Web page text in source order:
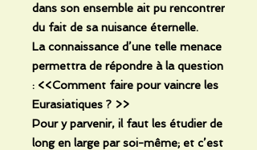
dans son ensemble ait pu rencontrer
du fait de sa nuisance éternelle.
La connaissance d’une telle menace
permettra de répondre à la question
: <<Comment faire pour vaincre les
Eurasiatiques ? >>
Pour y parvenir, il faut les étudier de
long en large par soi-même; et c’est